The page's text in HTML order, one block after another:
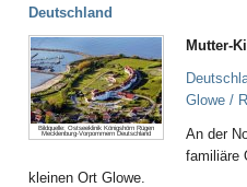
Deutschland
Bildquelle: Ostseeklinik Königshörn Rügen
Mecklenburg-Vorpommern Deutschland
Mutter-
Glowe /
An der
familiäre
kleinen Ort Glowe.